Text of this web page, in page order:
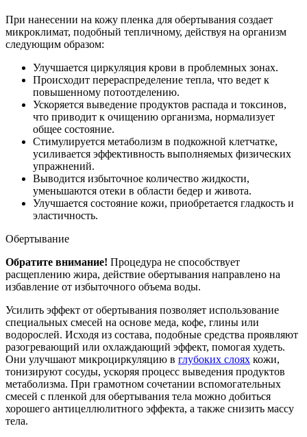
При нанесении на кожу пленка для обертывания создает
микроклимат, подобный тепличному, действуя на организм
следующим образом:
Улучшается циркуляция крови в проблемных зонах.
Происходит перераспределение тепла, что ведет к
повышенному потоотделению.
Ускоряется выведение продуктов распада и токсинов,
что приводит к очищению организма, нормализует
общее состояние.
Стимулируется метаболизм в подкожной клетчатке,
усиливается эффективность выполняемых физических
упражнений.
Выводится избыточное количество жидкости,
уменьшаются отеки в области бедер и живота.
Улучшается состояние кожи, приобретается гладкость и
эластичность.
Обертывание
Обратите внимание! Процедура не способствует
расщеплению жира, действие обертывания направлено на
избавление от избыточного объема воды.
Усилить эффект от обертывания позволяет использование
специальных смесей на основе меда, кофе, глины или
водорослей. Исходя из состава, подобные средства проявляют
разогревающий или охлаждающий эффект, помогая худеть.
Они улучшают микроциркуляцию в глубоких слоях кожи,
тонизируют сосуды, ускоряя процесс выведения продуктов
метаболизма. При грамотном сочетании вспомогательных
смесей с пленкой для обертывания тела можно добиться
хорошего антицеллюлитного эффекта, а также снизить массу
тела.